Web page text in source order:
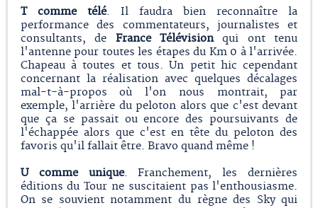
T comme télé. Il faudra bien reconnaître la
performance des commentateurs, journalistes et
consultants, de France Télévisionqui ont tenu
l'antenne pour toutes les étapes du Km 0 à l'arrivée.
Chapeau à toutes et tous. Un petit hic cependant
concernant la réalisation avec quelques décalages
mal-t-à-propos où l'on nous montrait, par
exemple, l'arrière du peloton alors que c'est devant
que ça se passait ou encore des poursuivants de
l'échappée alors que c'est en tête du peloton des
favoris qu'il fallait être. Bravo quand même !
U comme unique. Franchement, les dernières
éditions du Tour ne suscitaient pas l'enthousiasme.
On se souvient notamment du règne des Sky qui